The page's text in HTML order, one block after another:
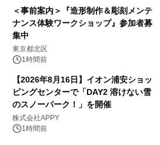
＜事前案内＞『造形制作＆彫刻メンテ
ナンス体験ワークショップ』参加者募
集中
東京都北区
1時間前
【2026年8月16日】イオン浦安ショッ
ピングセンターで「DAY2 溶けない雪
のスノーパーク！」を開催
株式会社APPY
1時間前